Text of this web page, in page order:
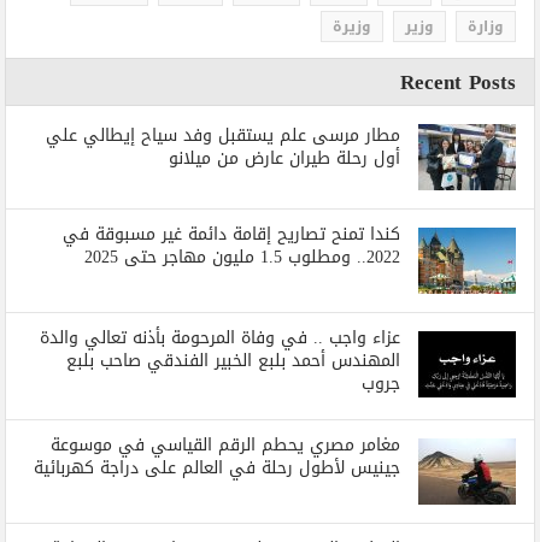
وزارة
وزير وزيرة
Recent Posts
مطار مرسى علم يستقبل وفد سياح إيطالي علي
أول رحلة طيران عارض من ميلانو
كندا تمنح تصاريح إقامة دائمة غير مسبوقة في
2022.. ومطلوب 1.5 مليون مهاجر حتى 2025
عزاء واجب .. في وفاة المرحومة بأذنه تعالي والدة
المهندس أحمد بلبع الخبير الفندقي صاحب بلبع
جروب
مغامر مصري يحطم الرقم القياسي في موسوعة
جينيس لأطول رحلة في العالم على دراجة كهربائية